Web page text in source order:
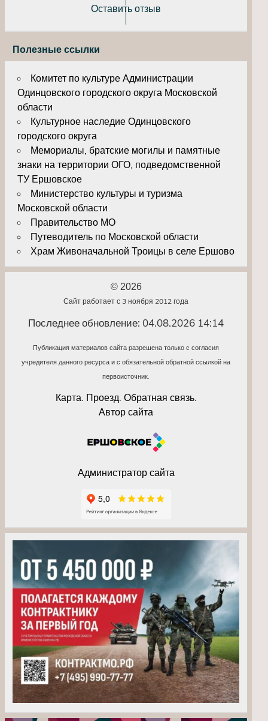
Оставить отзыв
Полезные ссылки
Комитет по культуре Администрации
Одинцовского городского округа Московской
области
Культурное наследие Одинцовского
городского округа
Мемориалы, братские могилы и памятные
знаки на территории ОГО, подведомственной
ТУ Ершовское
Министерство культуры и туризма
Московской области
Правительство МО
Путеводитель по Московской области
Храм Живоначальной Троицы в селе Ершово
© 2026
Сайт работает с 3 ноября 2012 года
Последнее обновление: 04.08.2026 14:14
Публикация материалов сайта разрешена только с согласия
учредителя данного ресурса и с обязательной обратной ссылкой на
первоисточник.
Карта. Проезд. Обратная связь.
Автор сайта
Администратор сайта